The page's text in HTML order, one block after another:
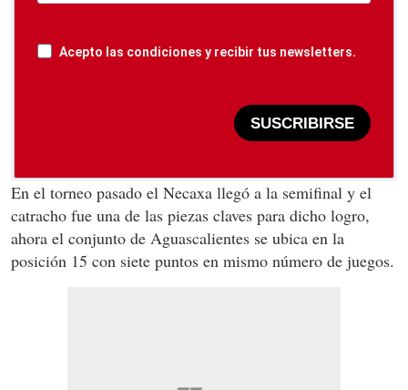
Acepto las condiciones y recibir tus newsletters.
SUSCRIBIRSE
En el torneo pasado el Necaxa llegó a la semifinal y el
catracho fue una de las piezas claves para dicho logro,
ahora el conjunto de Aguascalientes se ubica en la
posición 15 con siete puntos en mismo número de juegos.